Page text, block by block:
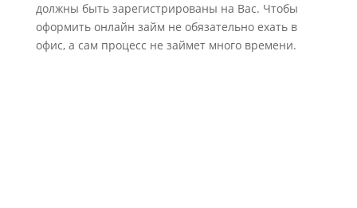
должны быть зарегистрированы на Вас. Чтобы
оформить онлайн займ не обязательно ехать в
офис, а сам процесс не займет много времени.